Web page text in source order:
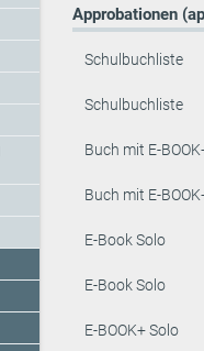
Approbationen
Schulbuchliste
Schulbuchliste
Buch mit E-
Buch mit E-
E-Book Solo
E-Book Solo
E-BOOK+ Solo